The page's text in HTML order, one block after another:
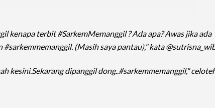
kenapa terbit #SarkemMemanggil ? Ada apa?Awas jika ada
(Masih saya pantau)," kata
kesini.Sekarang dipanggil dong..#sarkemmemanggil,"